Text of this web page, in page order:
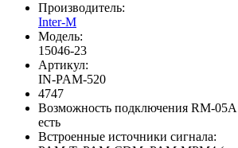
Производитель:
Inter-M
Модель:
15046-23
Артикул:
IN-PAM-520
4747
Возможность подключения RM-
есть
Встроенные источники сигнала: